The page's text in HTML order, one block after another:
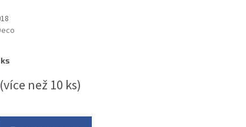
(více než 10 ks)